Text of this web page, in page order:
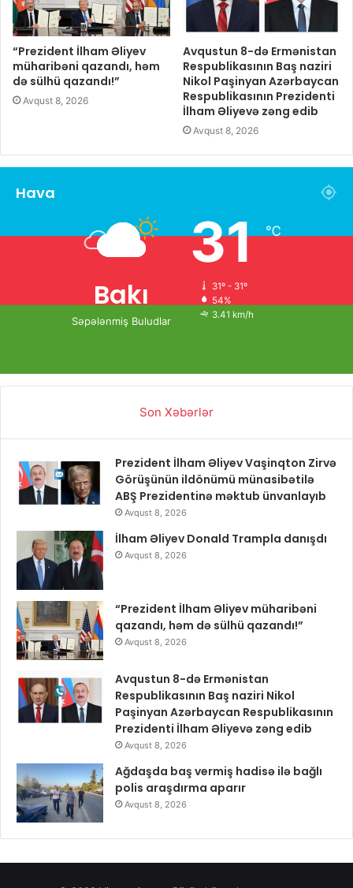
“Prezident İlham Əliyev
müharibəni qazandı, həm
də sülhü qazandı!”
Avqust 8, 2026
Avqustun 8-də Ermənistan
Respublikasının Baş naziri
Nikol Paşinyan Azərbaycan
Respublikasının Prezidenti
İlham Əliyevə zəng edib
Avqust 8, 2026
Hava
Bakı
Səpələnmiş Buludlar
31℃
31º - 31º
54%
3.41 km/h
Son Xəbərlər
Prezident İlham Əliyev Vaşinqton Zirvə
Görüşünün ildönümü münasibətilə
ABŞ Prezidentinə məktub ünvanlayıb
Avqust 8, 2026
İlham Əliyev Donald Trampla danışdı
Avqust 8, 2026
“Prezident İlham Əliyev müharibəni
qazandı, həm də sülhü qazandı!”
Avqust 8, 2026
Avqustun 8-də Ermənistan
Respublikasının Baş naziri Nikol
Paşinyan Azərbaycan Respublikasının
Prezidenti İlham Əliyevə zəng edib
Avqust 8, 2026
Ağdaşda baş vermiş hadisə ilə bağlı
polis araşdırma aparır
Avqust 8, 2026